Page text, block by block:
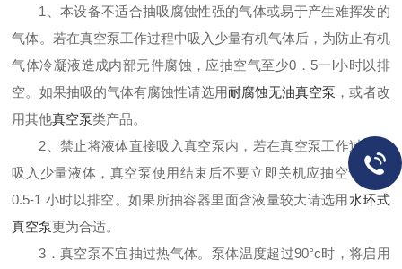
1、本设备不适合抽吸腐蚀性强的气体或易于产生难挥发的
气体。若在真空泵工作过程中吸入少量有机气体后，为防止有机
气体冷凝液造成内部元件腐蚀，应抽空气至少0．5一l小时以排
空。 如果抽吸的气体有腐蚀性请选用耐腐蚀无油真空泵 ，或者改
用其他真空泵类产品。
2、禁止将液体直接吸入真空泵内，若在真空泵工作过程中
吸入少量液体，真空泵使用结束后不要立即关机应抽空气至少
0.5-1 小时以排空。如果所抽容器里面含液量较大请选用 水环式
真空泵更为合适。
3．真空泵不宜抽过热气体。泵体温度超过90°c时，将启用